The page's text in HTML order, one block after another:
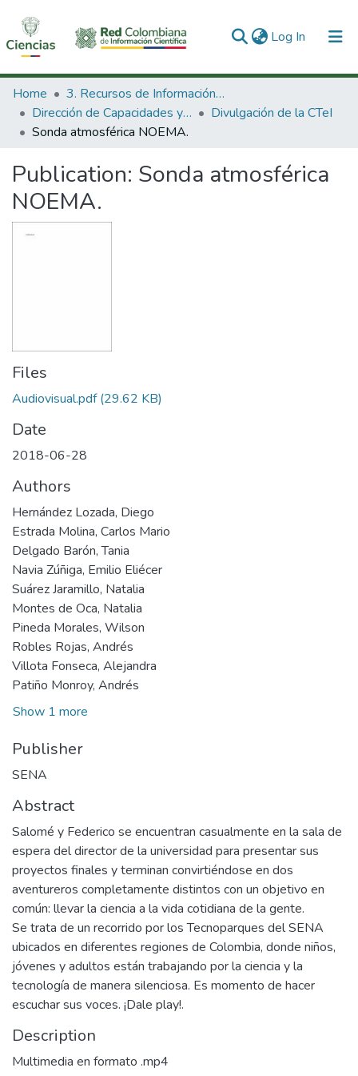
Log In (current)
Communities & Collections
All of DSpace
Home
3. Recursos de Información Científica y Tecnológica
Dirección de Capacidades y Divulgación de la CTeI
Divulgación de la CTeI
Sonda atmosférica NOEMA.
Publication: Sonda atmosférica
NOEMA.
Files
Audiovisual.pdf(29.62 KB)
Date
2018-06-28
Authors
Hernández Lozada, Diego
Estrada Molina, Carlos Mario
Delgado Barón, Tania
Navia Zúñiga, Emilio Eliécer
Suárez Jaramillo, Natalia
Montes de Oca, Natalia
Pineda Morales, Wilson
Robles Rojas, Andrés
Villota Fonseca, Alejandra
Patiño Monroy, Andrés
Show 1 more
Publisher
SENA
Abstract
Salomé y Federico se encuentran casualmente en la sala de
espera del director de la universidad para presentar sus
proyectos finales y terminan convirtiéndose en dos
aventureros completamente distintos con un objetivo en
común: llevar la ciencia a la vida cotidiana de la gente.
Se trata de un recorrido por los Tecnoparques del SENA
ubicados en diferentes regiones de Colombia, donde niños,
jóvenes y adultos están trabajando por la ciencia y la
tecnología de manera silenciosa. Es momento de hacer
escuchar sus voces. ¡Dale play!.
Description
Multimedia en formato .mp4